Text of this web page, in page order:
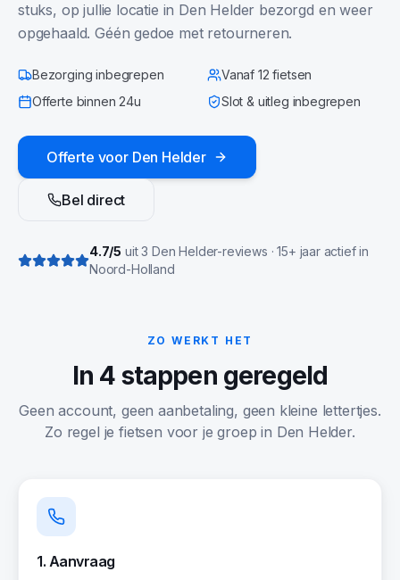
stuks, op jullie locatie in Den Helder bezorgd en weer
opgehaald. Géén gedoe met retourneren.
Bezorging inbegrepen
Vanaf 12 fietsen
Offerte binnen 24u
Slot & uitleg inbegrepen
Offerte voor Den Helder
Bel direct
4.7/5 uit 3 Den Helder-reviews · 15+ jaar actief in
Noord-Holland
ZO WERKT HET
In 4 stappen geregeld
Geen account, geen aanbetaling, geen kleine lettertjes.
Zo regel je fietsen voor je groep in Den Helder.
1. Aanvraag